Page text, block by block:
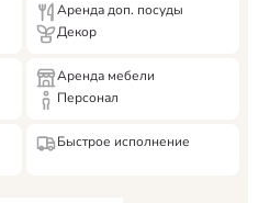
Аренда доп. посуды
Декор
Аренда мебели
Персонал
Быстрое исполнение